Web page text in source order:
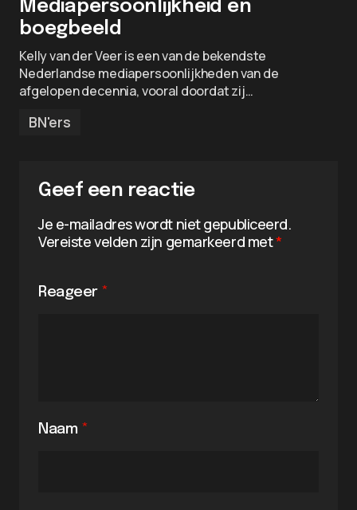
Mediapersoonlijkheid en
boegbeeld
Kelly van der Veer is een van de bekendste
Nederlandse mediapersoonlijkheden van de
afgelopen decennia, vooral doordat zij…
BN'ers
Geef een reactie
Je e-mailadres wordt niet gepubliceerd.
Vereiste velden zijn gemarkeerd met*
Reageer *
Naam *